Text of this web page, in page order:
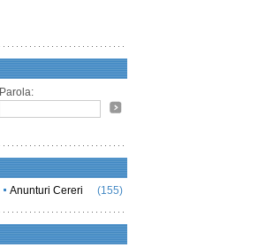
Parola:
Anunturi Cereri (155)